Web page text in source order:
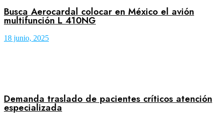
Busca Aerocardal colocar en México el avión
multifunción L 410NG
18 junio, 2025
Demanda traslado de pacientes críticos atención
especializada